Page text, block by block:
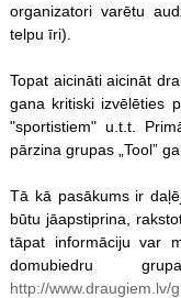
organizatori varētu
telpu īri).
Topat aicināti aicināt
gana kritiski izvēlēties
"sportistiem" u.t.t.
pārzina grupas „Tool”
Tā kā pasākums ir
būtu jāapstiprina,
tāpat informāciju var
domubiedru
http://www.draugiem.lv/